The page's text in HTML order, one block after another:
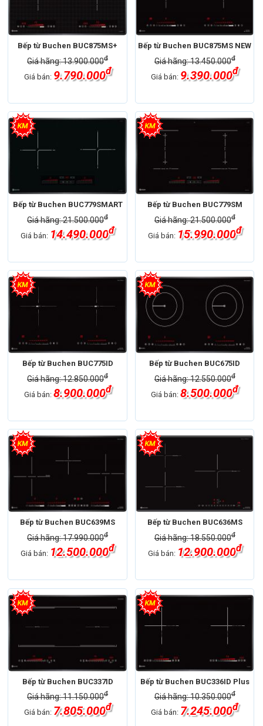
Bếp từ Buchen BUC875MS+
Giá hãng: 13.900.000đ
Giá bán: 9.790.000đ
Bếp từ Buchen BUC875MS NEW
Giá hãng: 13.450.000đ
Giá bán: 9.390.000đ
Bếp từ Buchen BUC779SMART
Giá hãng: 21.500.000đ
Giá bán: 14.490.000đ
Bếp từ Buchen BUC779SM
Giá hãng: 21.500.000đ
Giá bán: 15.990.000đ
Bếp từ Buchen BUC775ID
Giá hãng: 12.850.000đ
Giá bán: 8.900.000đ
Bếp từ Buchen BUC675ID
Giá hãng: 12.550.000đ
Giá bán:8.500.000đ
Bếp từ Buchen BUC639MS
Giá hãng: 17.990.000đ
Giá bán: 12.500.000đ
Bếp từ Buchen BUC636MS
Giá hãng: 18.550.000đ
Giá bán: 12.900.000đ
Bếp từ Buchen BUC337ID
Giá hãng: 11.150.000đ
Giá bán: 7.805.000đ
Bếp từ Buchen BUC336ID Plus
Giá hãng: 10.350.000đ
Giá bán: 7.245.000đ